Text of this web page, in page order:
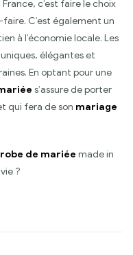
c’est faire le choix
C’est également un
à l’économie locale. Les
uniques, élégantes et
En optant pour une
s’assure de porter
qui fera de son mariage
robe de mariée made in
?